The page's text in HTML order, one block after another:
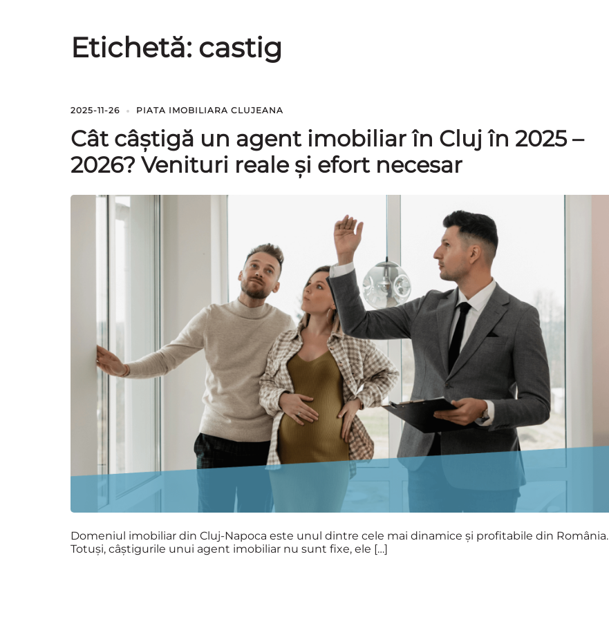
Etichetă: castig
2025-11-26 PIATA IMOBILIARA CLUJEANA
Cât câștigă un agent imobiliar în Cluj în 2025 –
2026? Venituri reale și efort necesar
Domeniul imobiliar din Cluj-Napoca este unul dintre cele mai dinamice și profitabile din România.
Totuși, câștigurile unui agent imobiliar nu sunt fixe, ele […]